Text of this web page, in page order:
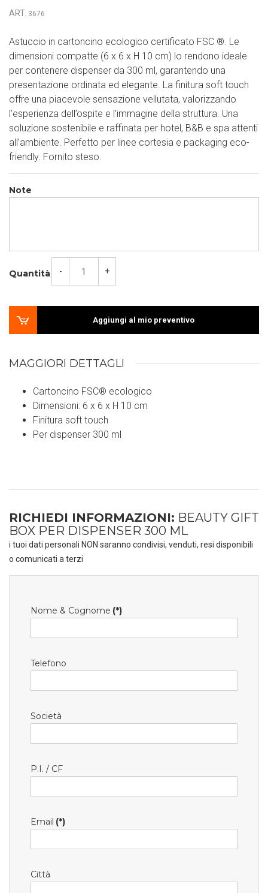
ART. 3676
Astuccio in cartoncino ecologico certificato FSC ®. Le
dimensioni compatte (6 x 6 x H 10 cm) lo rendono ideale
per contenere dispenser da 300 ml, garantendo una
presentazione ordinata ed elegante. La finitura soft touch
offre una piacevole sensazione vellutata, valorizzando
l’esperienza dell’ospite e l’immagine della struttura. Una
soluzione sostenibile e raffinata per hotel, B&B e spa attenti
all’ambiente. Perfetto per linee cortesia e packaging eco-
friendly. Fornito steso.
Note
Quantità - +
Aggiungi al mio preventivo
MAGGIORI DETTAGLI
Cartoncino FSC® ecologico
Dimensioni: 6 x 6 x H 10 cm
Finitura soft touch
Per dispenser 300 ml
RICHIEDI INFORMAZIONI: BEAUTY GIFT
BOX PER DISPENSER 300 ML
i tuoi dati personali NON saranno condivisi, venduti, resi disponibili
o comunicati a terzi
Nome & Cognome (*)
Telefono
Società
P.I. / CF
Email (*)
Città